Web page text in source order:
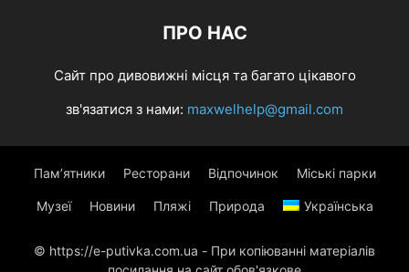
ПРО НАС
Сайт про дивовижні місця та багато цікавого
зв'язатися з нами: maxwelhelp@gmail.com
Пам’ятники Ресторани Відпочинок Міські парки
Музеї Новини Пляжі Природа Українська
© https://e-putivka.com.ua - При копіюванні матеріалів